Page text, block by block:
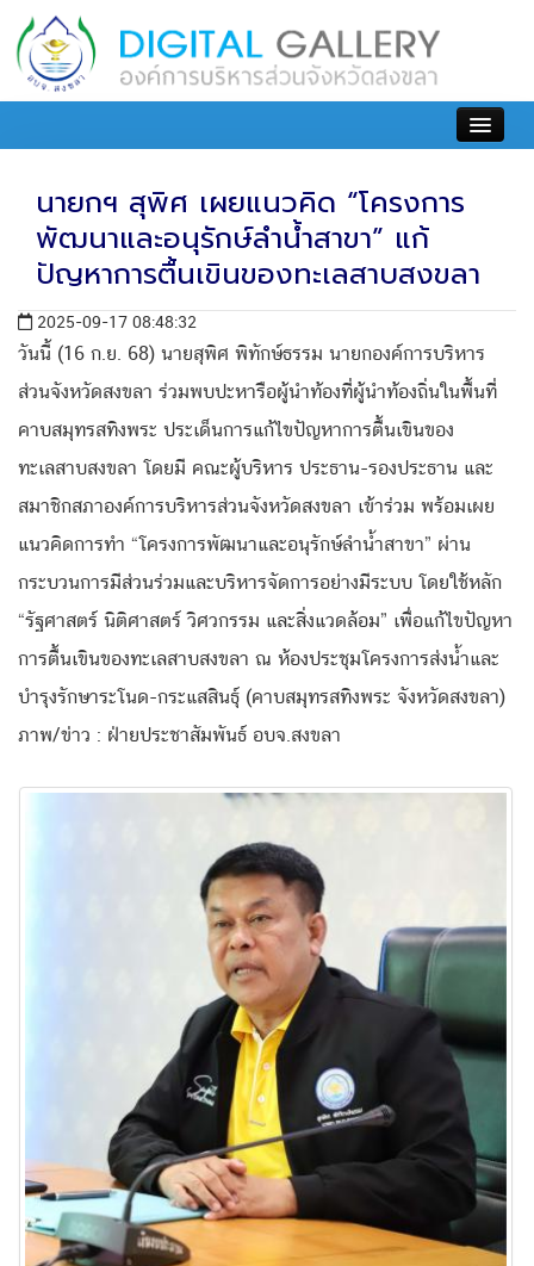
นายกฯ สุพิศ เผยแนวคิด “โครงการ
พัฒนาและอนุรักษ์ลำน้ำสาขา” แก้
ปัญหาการตื้นเขินของทะเลสาบสงขลา
2025-09-17 08:48:32
วันนี้ (16 ก.ย. 68) นายสุพิศ พิทักษ์ธรรม นายกองค์การบริหาร
ส่วนจังหวัดสงขลา ร่วมพบปะหารือผู้นำท้องที่ผู้นำท้องถิ่นในพื้นที่
คาบสมุทรสทิงพระ ประเด็นการแก้ไขปัญหาการตื้นเขินของ
ทะเลสาบสงขลา โดยมี คณะผู้บริหาร ประธาน-รองประธาน และ
สมาชิกสภาองค์การบริหารส่วนจังหวัดสงขลา เข้าร่วม พร้อมเผย
แนวคิดการทำ “โครงการพัฒนาและอนุรักษ์ลำน้ำสาขา” ผ่าน
กระบวนการมีส่วนร่วมและบริหารจัดการอย่างมีระบบ โดยใช้หลัก
“รัฐศาสตร์ นิติศาสตร์ วิศวกรรม และสิ่งแวดล้อม” เพื่อแก้ไขปัญหา
การตื้นเขินของทะเลสาบสงขลา ณ ห้องประชุมโครงการส่งน้ำและ
บำรุงรักษาระโนด-กระแสสินธุ์ (คาบสมุทรสทิงพระ จังหวัดสงขลา)
ภาพ/ข่าว : ฝ่ายประชาสัมพันธ์ อบจ.สงขลา